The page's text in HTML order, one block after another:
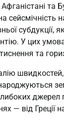
та
субдукції,
У цих
та
від Греції